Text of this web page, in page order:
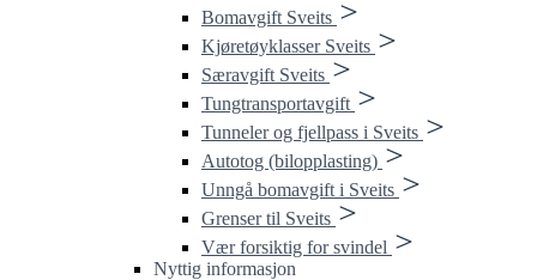
Bomavgift Sveits
Kjøretøyklasser Sveits
Særavgift Sveits
Tungtransportavgift
Tunneler og fjellpass i Sveits
Autotog (bilopplasting)
Unngå bomavgift i Sveits
Grenser til Sveits
Vær forsiktig for svindel
Nyttig informasjon